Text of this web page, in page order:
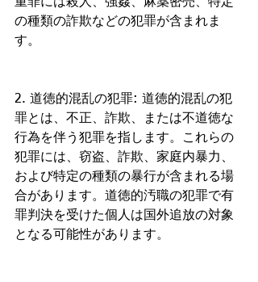
重罪には殺人、強姦、麻薬密売、特定
の種類の詐欺などの犯罪が含まれま
す。
2. 道徳的混乱の犯罪: 道徳的混乱の犯
罪とは、不正、詐欺、または不道徳な
行為を伴う犯罪を指します。これらの
犯罪には、窃盗、詐欺、家庭内暴力、
および特定の種類の暴行が含まれる場
合があります。道徳的汚職の犯罪で有
罪判決を受けた個人は国外追放の対象
となる可能性があります。